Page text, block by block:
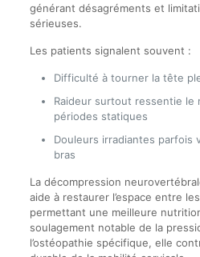
générant désagréments et
sérieuses.
Les patients signalent souvent :
Difficulté à tourner la tête
Raideur surtout ressentie le
périodes statiques
Douleurs irradiantes parfois
bras
La décompression
aide à restaurer l’espace entre
permettant une meilleure
soulagement notable de la
l’ostéopathie spécifique, elle